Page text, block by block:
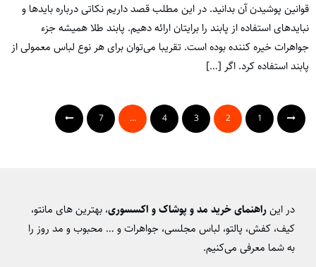
قوانین پوشیدن آن بدانید. در این مطلب قصد داریم نکاتی درباره بایدها و
نبایدهای استفاده از پابند را برایتان ارائه دهیم. پابند طلا همیشه جزء
جواهرات خیره کننده بوده­ است. تقریبا می‌­توان برای هر نوع لباس معمولی از
پابند استفاده کرد. اگر […]
1
2
3
4
…
7
در اینراهنمای خرید مد و پوشاک و اکسسوری، بهترین های مانتو،
کیف، کفش، پالتو، لباس مجلسی، جواهرات و … محبوب و مد روز را
به شما معرفی می‌کنیم.